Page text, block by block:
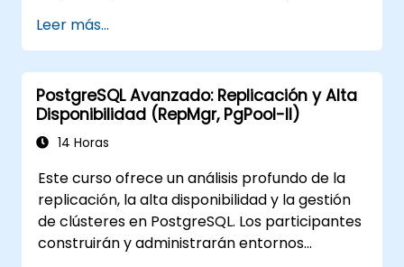
eficientes.
Leer más...
PostgreSQL Avanzado: Replicación y Alta
Disponibilidad (RepMgr, PgPool-II)
14 Horas
Este curso ofrece un análisis profundo de la
replicación, la alta disponibilidad y la gestión
de clústeres en PostgreSQL. Los participantes
construirán y administrarán entornos